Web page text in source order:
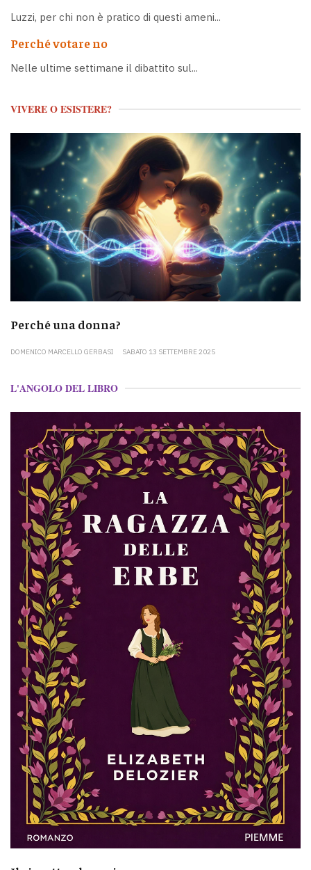
Luzzi, per chi non è pratico di questi ameni...
Perché votare no
Nelle ultime settimane il dibattito sul...
VIVERE O ESISTERE?
Perché una donna?
DOMENICO MARCELLO GERBASI SABATO 13 SETTEMBRE 2025
L'ANGOLO DEL LIBRO